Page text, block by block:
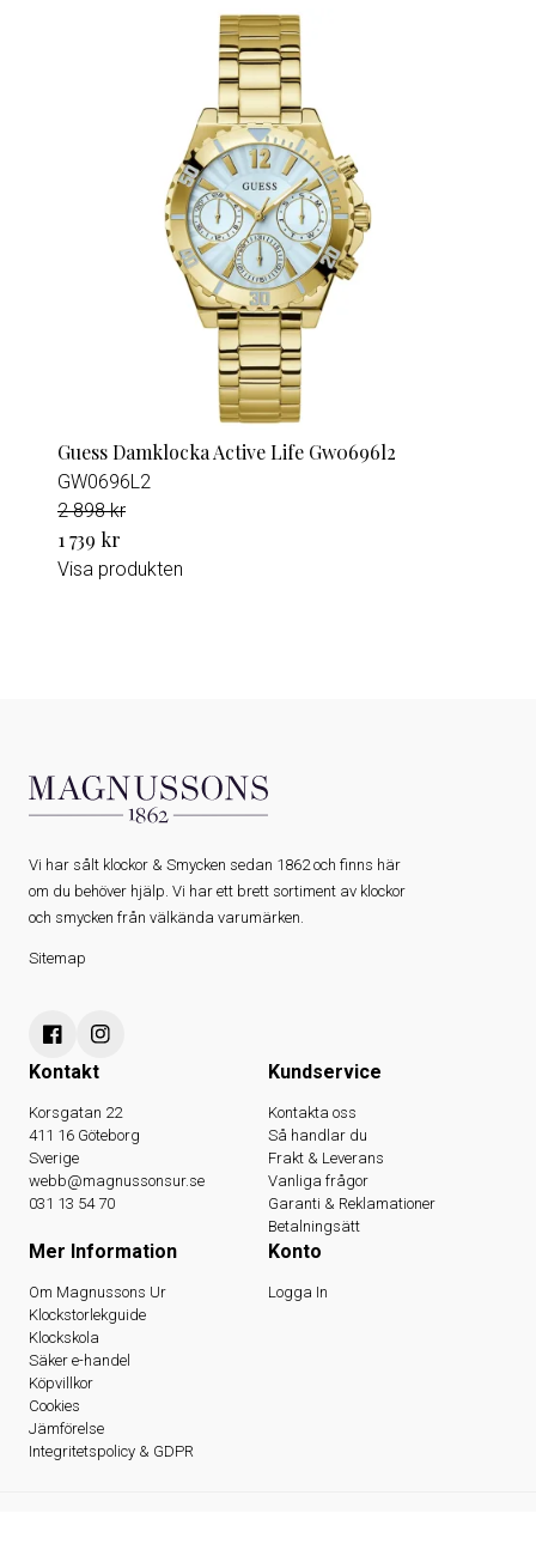
Guess Damklocka Active Life Gw0696l2
GW0696L2
2 898 kr
1 739 kr
Visa produkten
Vi har sålt klockor & Smycken sedan 1862 och finns här
om du behöver hjälp. Vi har ett brett sortiment av klockor
och smycken från välkända varumärken.
Sitemap
Kontakt
Korsgatan 22
411 16 Göteborg
Sverige
webb@magnussonsur.se
031 13 54 70
Kundservice
Kontakta oss
Så handlar du
Frakt & Leverans
Vanliga frågor
Garanti & Reklamationer
Betalningsätt
Mer Information
Om Magnussons Ur
Klockstorlekguide
Klockskola
Säker e-handel
Köpvillkor
Cookies
Jämförelse
Integritetspolicy & GDPR
Konto
Logga In